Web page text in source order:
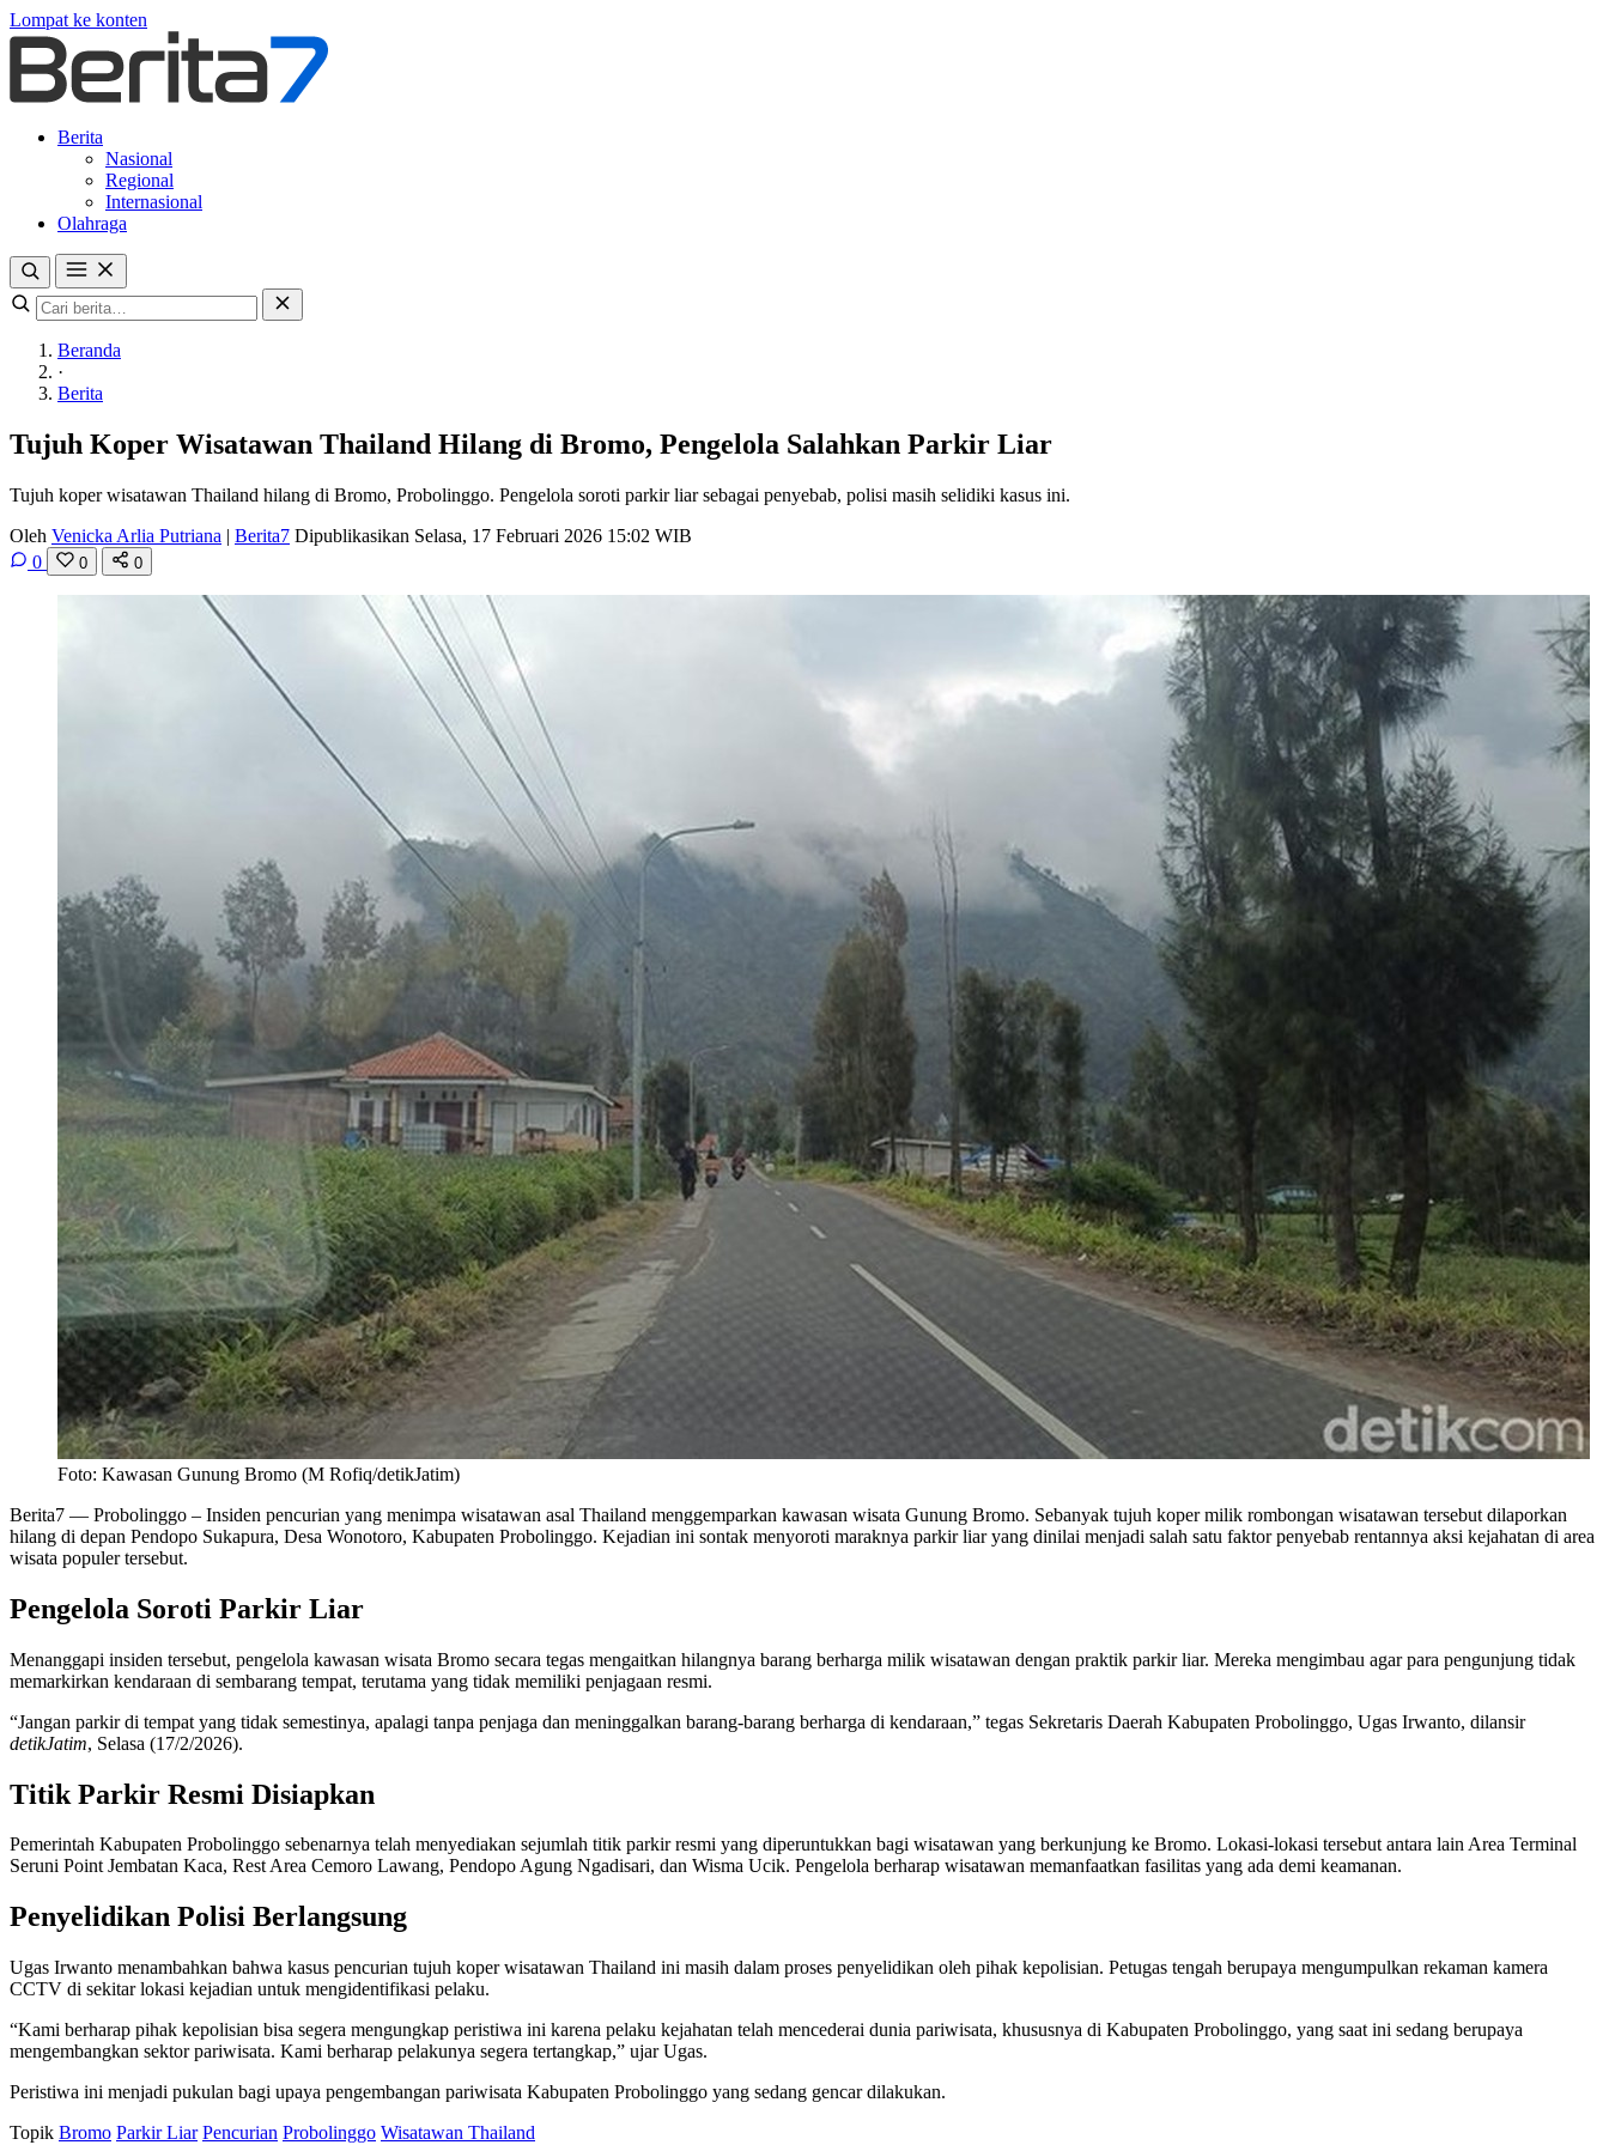
Lompat ke konten
Berita
Nasional
Regional
Internasional
Olahraga
Beranda
·
Berita
Tujuh Koper Wisatawan Thailand Hilang di Bromo, Pengelola Salahkan Parkir Liar
Tujuh koper wisatawan Thailand hilang di Bromo, Probolinggo. Pengelola soroti parkir liar sebagai penyebab, polisi masih selidiki kasus ini.
Oleh Venicka Arlia Putriana | Berita7 Dipublikasikan Selasa, 17 Februari 2026 15:02 WIB
0
0 0
Foto: Kawasan Gunung Bromo (M Rofiq/detikJatim)
Berita7 — Probolinggo – Insiden pencurian yang menimpa wisatawan asal Thailand menggemparkan kawasan wisata Gunung Bromo. Sebanyak tujuh koper milik rombongan wisatawan tersebut dilaporkan
hilang di depan Pendopo Sukapura, Desa Wonotoro, Kabupaten Probolinggo. Kejadian ini sontak menyoroti maraknya parkir liar yang dinilai menjadi salah satu faktor penyebab rentannya aksi kejahatan di area
wisata populer tersebut.
Pengelola Soroti Parkir Liar
Menanggapi insiden tersebut, pengelola kawasan wisata Bromo secara tegas mengaitkan hilangnya barang berharga milik wisatawan dengan praktik parkir liar. Mereka mengimbau agar para pengunjung tidak
memarkirkan kendaraan di sembarang tempat, terutama yang tidak memiliki penjagaan resmi.
“Jangan parkir di tempat yang tidak semestinya, apalagi tanpa penjaga dan meninggalkan barang-barang berharga di kendaraan,” tegas Sekretaris Daerah Kabupaten Probolinggo, Ugas Irwanto, dilansir
detikJatim, Selasa (17/2/2026).
Titik Parkir Resmi Disiapkan
Pemerintah Kabupaten Probolinggo sebenarnya telah menyediakan sejumlah titik parkir resmi yang diperuntukkan bagi wisatawan yang berkunjung ke Bromo. Lokasi-lokasi tersebut antara lain Area Terminal
Seruni Point Jembatan Kaca, Rest Area Cemoro Lawang, Pendopo Agung Ngadisari, dan Wisma Ucik. Pengelola berharap wisatawan memanfaatkan fasilitas yang ada demi keamanan.
Penyelidikan Polisi Berlangsung
Ugas Irwanto menambahkan bahwa kasus pencurian tujuh koper wisatawan Thailand ini masih dalam proses penyelidikan oleh pihak kepolisian. Petugas tengah berupaya mengumpulkan rekaman kamera
CCTV di sekitar lokasi kejadian untuk mengidentifikasi pelaku.
“Kami berharap pihak kepolisian bisa segera mengungkap peristiwa ini karena pelaku kejahatan telah mencederai dunia pariwisata, khususnya di Kabupaten Probolinggo, yang saat ini sedang berupaya
mengembangkan sektor pariwisata. Kami berharap pelakunya segera tertangkap,” ujar Ugas.
Peristiwa ini menjadi pukulan bagi upaya pengembangan pariwisata Kabupaten Probolinggo yang sedang gencar dilakukan.
Topik Bromo Parkir Liar Pencurian Probolinggo Wisatawan Thailand